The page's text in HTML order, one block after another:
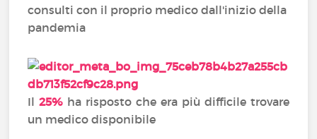
consulti con il proprio medico dall'inizio della
pandemia
Il25% ha risposto che era più difficile trovare
un medico disponibile